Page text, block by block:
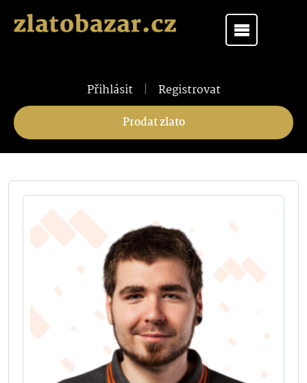
Přihlásit | Registrovat
Prodat zlato